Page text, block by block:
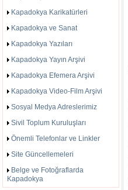
Kapadokya Karikatürleri
Kapadokya ve Sanat
Kapadokya Yazıları
Kapadokya Yayın Arşivi
Kapadokya Efemera Arşivi
Kapadokya Video-Film Arşivi
Sosyal Medya Adreslerimiz
Sivil Toplum Kuruluşları
Önemli Telefonlar ve Linkler
Site Güncellemeleri
Belge ve Fotoğraflarda
Kapadokya